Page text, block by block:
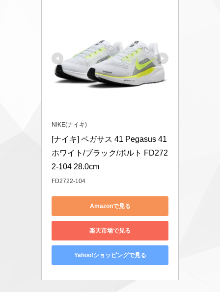
NIKE(ナイキ)
[ナイキ] ペガサス 41 Pegasus 41
ホワイト/ブラック/ボルト FD272
2-104 28.0cm
FD2722-104
Amazonで見る
楽天市場で見る
Yahoo!ショッピングで見る